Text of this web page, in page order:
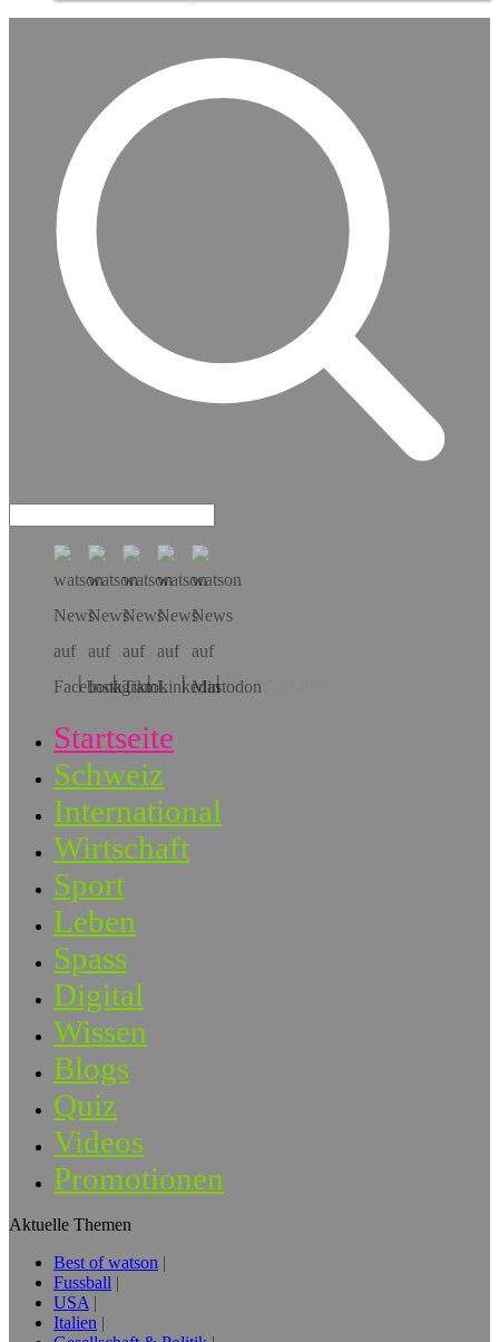
Hol dir die App!
Startseite
Schweiz
International
Wirtschaft
Sport
Leben
Spass
Digital
Wissen
Blogs
Quiz
Videos
Promotionen
Aktuelle Themen
Best of watson
Fussball
USA
Italien